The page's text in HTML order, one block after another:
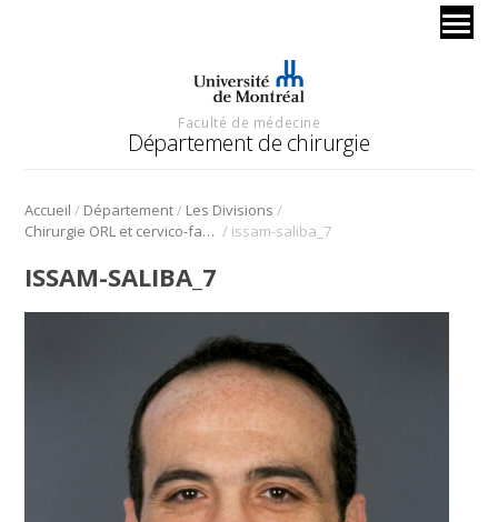
Faculté de médecine
Département de chirurgie
Accueil / Département/ Les Divisions /
Chirurgie ORL et cervico-faciale / issam-saliba_7
ISSAM-SALIBA_7